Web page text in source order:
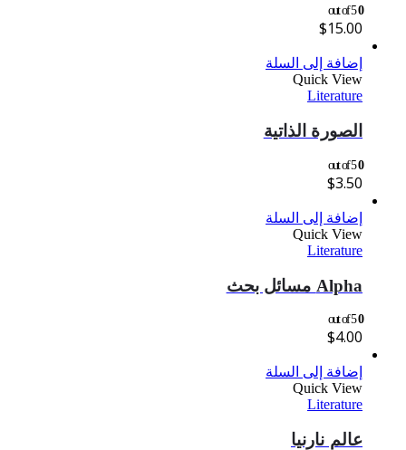
0
out of 5
$15.00
إضافة إلى السلة
Quick View
Literature
الصورة الذاتية
0
out of 5
$3.50
إضافة إلى السلة
Quick View
Literature
Alpha مسائل بحث
0
out of 5
$4.00
إضافة إلى السلة
Quick View
Literature
عالم نارنيا